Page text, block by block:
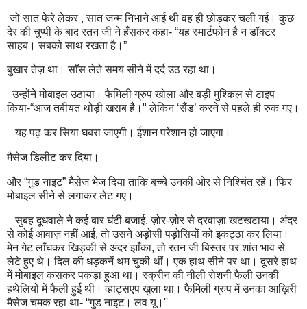
जो सात फेरे लेकर , सात जन्म निभाने आई थी वह ही छोड़कर चली गई। कुछ
देर की चुप्पी के बाद रतन जी ने हँसकर कहा- “यह स्मार्टफोन है न डॉक्टर
साहब। सबको साथ रखता है।”
बुखार तेज़ था। साँस लेते समय सीने में दर्द उठ रहा था।
उन्होंने मोबाइल उठाया। फैमिली ग्रुप खोला और बड़ी मुश्किल से टाइप
किया-“आज तबीयत थोड़ी खराब है।" लेकिन ‘सैंड’ करने से पहले ही रुक गए।
यह पढ़ कर सिया घबरा जाएगी। ईशान परेशान हो जाएगा।
मैसेज डिलीट कर दिया।
और “गुड नाइट” मैसेज भेज दिया ताकि बच्चे उनकी ओर से निश्चिंत रहें। फिर
मोबाइल सीने से लगाकर लेट गए।
सुबह दूधवाले ने कई बार घंटी बजाई, ज़ोर-ज़ोर से दरवाज़ा खटखटाया। अंदर
से कोई आवाज़ नहीं आई, तो उसने अड़ोसी पड़ोसियों को इकट्ठा कर लिया।
मेन गेट लाँघकर खिड़की से अंदर झाँका, तो रतन जी बिस्तर पर शांत भाव से
लेटे हुए थे। दिल की धड़कनें थम चुकी थीं। एक हाथ सीने पर था। दूसरे हाथ
में मोबाइल कसकर पकड़ा हुआ था। स्क्रीन की नीली रोशनी फैली उनकी
हथेलियों में फैली हुई थी। व्हाट्सएप खुला था। फैमिली ग्रुप में उनका आख़िरी
मैसेज चमक रहा था- “गुड नाइट। लव यू।''